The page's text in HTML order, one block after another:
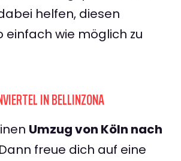
helfen, diesen
einfach wie möglich zu
IN BELLINZONA
Umzug von Köln nach
freue dich auf eine